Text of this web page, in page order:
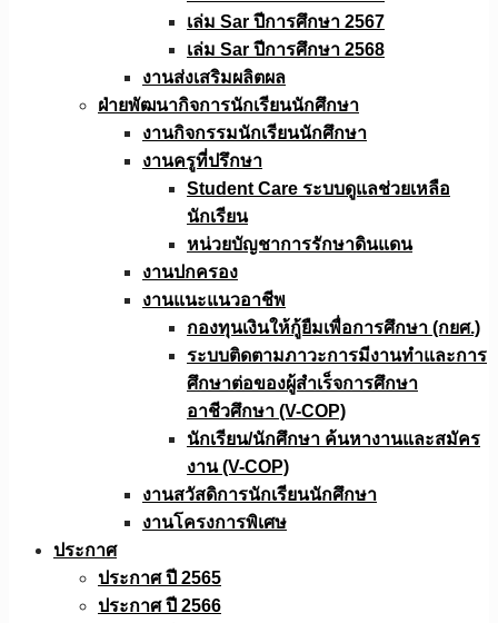
เล่ม Sar ปีการศึกษา 2567
เล่ม Sar ปีการศึกษา 2568
งานส่งเสริมผลิตผล
ฝ่ายพัฒนากิจการนักเรียนนักศึกษา
งานกิจกรรมนักเรียนนักศึกษา
งานครูที่ปรึกษา
Student Care ระบบดูแลช่วยเหลือ
นักเรียน
หน่วยบัญชาการรักษาดินแดน
งานปกครอง
งานแนะแนวอาชีพ
กองทุนเงินให้กู้ยืมเพื่อการศึกษา (กยศ.)
ระบบติดตามภาวะการมีงานทำและการ
ศึกษาต่อของผู้สำเร็จการศึกษา
อาชีวศึกษา (V-COP)
นักเรียน/นักศึกษา ค้นหางานและสมัคร
งาน (V-COP)
งานสวัสดิการนักเรียนนักศึกษา
งานโครงการพิเศษ
ประกาศ
ประกาศ ปี 2565
ประกาศ ปี 2566